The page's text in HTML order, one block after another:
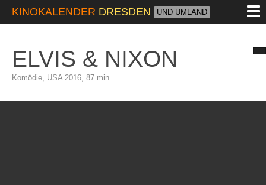
KINOKALENDER DRESDEN UND UMLAND
ELVIS & NIXON
Komödie, USA 2016, 87 min